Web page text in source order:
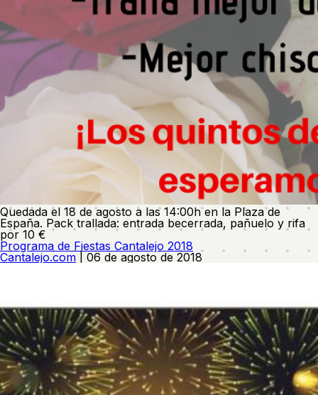
Quedada el 18 de agosto a las 14:00h en la Plaza de
España. Pack trallada: entrada becerrada, pañuelo y rifa
por 10 €
Programa de Fiestas Cantalejo 2018
Cantalejo.com
06 de agosto de 2018